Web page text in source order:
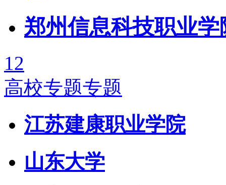
郑州信息科技职业学
12
高校专题专题
江苏建康职业学院
山东大学